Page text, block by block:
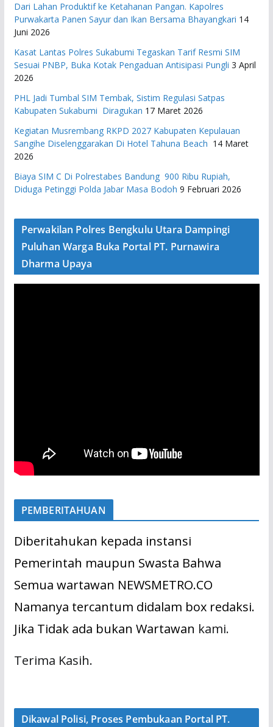
Dari Lahan Produktif ke Ketahanan Pangan. Kapolres
Purwakarta Panen Sayur dan Ikan Bersama Bhayangkari 14
Juni 2026
Kasat Lantas Polres Sukabumi Tegaskan Tarif Resmi SIM
Sesuai PNBP, Buka Kotak Pengaduan Antisipasi Pungli 3 April
2026
PHL Jadi Tumbal SIM Tembak, Sistim Regulasi Satpas
Kabupaten Sukabumi Diragukan 17 Maret 2026
Kegiatan Musrembang RKPD 2027 ​Kabupaten Kepulauan
Sangihe Diselenggarakan Di Hotel Tahuna Beach 14 Maret
2026
Biaya SIM C Di Polrestabes Bandung 900 Ribu Rupiah,
Diduga Petinggi Polda Jabar Masa Bodoh 9 Februari 2026
Perwakilan Polres Bengkulu Utara Dampingi
Puluhan Warga Buka Portal PT. Purnawira
Dharma Upaya
PEMBERITAHUAN
Diberitahukan kepada instansi
Pemerintah maupun Swasta Bahwa
Semua wartawan NEWSMETRO.CO
Namanya tercantum didalam box redaksi.
Jika Tidak ada bukan Wartawan kami.
Terima Kasih.
Dikawal Polisi, Proses Pembukaan Portal PT.